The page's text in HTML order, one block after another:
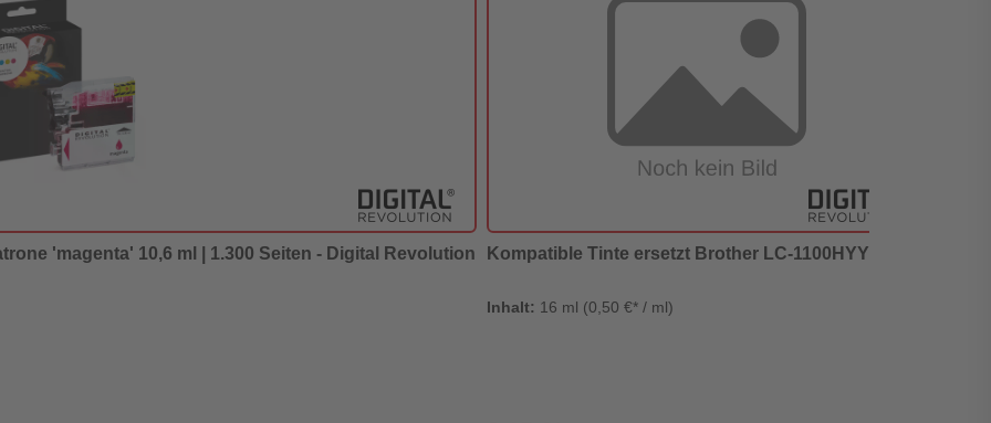
'magenta' 10,6 ml | 1.300 Seiten - Digital Revolution Kompatible Tinte ersetzt Brother LC-1100HYY yellow
Inhalt: 16 ml (0,50 €* / ml)